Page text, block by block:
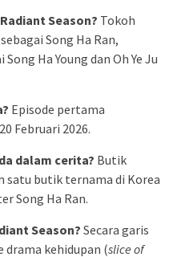
Season? Tokoh
Song Ha Ran,
Ha Young dan Oh Ye Ju
Episode pertama
Februari 2026.
dalam cerita? Butik
satu butik ternama di Korea
Song Ha Ran.
Season? Secara garis
drama kehidupan (slice of